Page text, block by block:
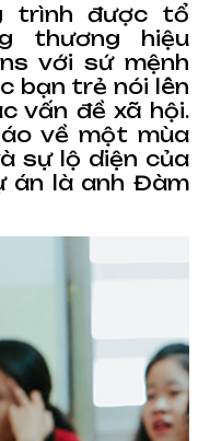
trình được tổ
thương hiệu
với sứ mệnh
bạn trẻ nói lên
vấn đề xã hội.
về một mùa
sự lộ diện của
án là anh Đàm